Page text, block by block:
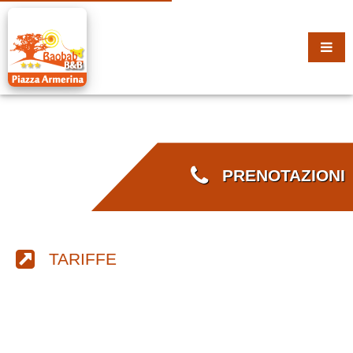
PRENOTAZIONI
TARIFFE